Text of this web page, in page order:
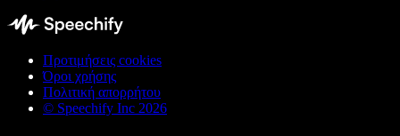
Προτιμήσεις cookies
Όροι χρήσης
Πολιτική απορρήτου
© Speechify Inc 2026